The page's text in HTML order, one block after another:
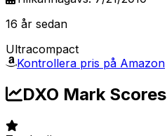
16 år sedan
Ultracompact
Kontrollera pris på Amazon
DXO Mark Scores